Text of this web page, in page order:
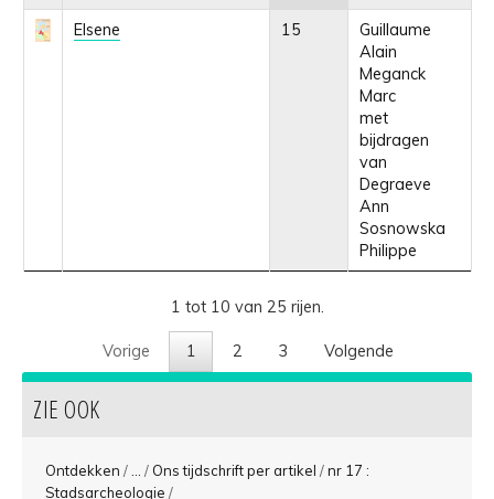
Elsene 15
Guillaume
Alain
Meganck
Marc
met
bijdragen
van
Degraeve
Ann
Sosnowska
Philippe
1 tot 10 van 25 rijen.
Vorige 1 2 3 Volgende
ZIE OOK
Ontdekken / .../ Ons tijdschrift per artikel /nr 17 :
Stadsarcheologie /